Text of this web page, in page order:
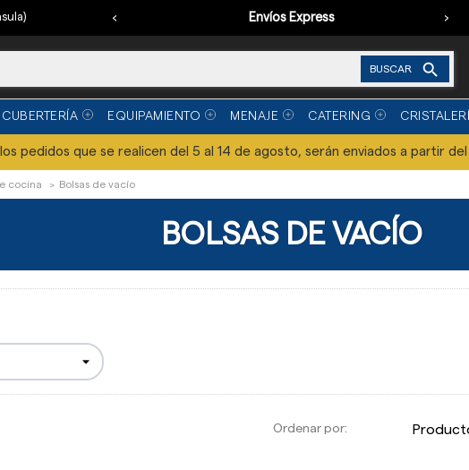
Envíos Express
‹ ›
BUSCAR 
CUBERTERÍA EQUIPAMIENTO MENAJE CATERING
pedidos que se realicen del 5 al 14 de agosto, serán enviados a partir
cocina Bolsas de vacío
BOLSAS DE VACÍO
Ordenar por: